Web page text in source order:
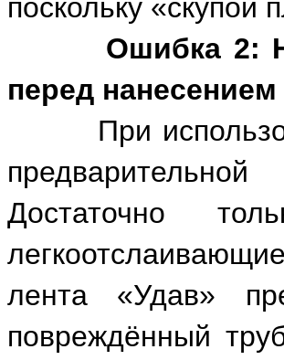
поскольку «скупой
Ошибка 2:
перед
При
Достаточно
лента «Удав»
повреждённый